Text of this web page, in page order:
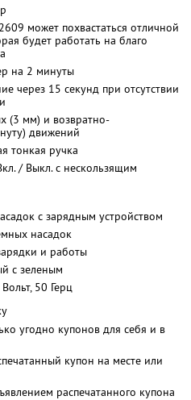
может похвастаться отличной
будет работать на благо
на 2 минуты
через 15 секунд при отсутствии
(3 мм) и возвратно-
движений
тонкая ручка
/ Выкл. с нескользящим
с зарядным устройством
насадок
и работы
с зеленым
50 Герц
угодно купонов для себя и в
купон на месте или
распечатанного купона